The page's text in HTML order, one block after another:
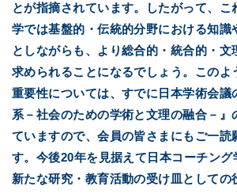
とが指摘されています。したがって、こ
学では基盤的・伝統的分野における知識
としながらも、より総合的・統合的・文
求められることになるでしょう。このよ
重要性については、すでに日本学術会議
系－社会のための学術と文理の融合－』
ていますので、会員の皆さまにもご一読
す。今後20年を見据えて日本コーチン
新たな研究・教育活動の受け皿としての